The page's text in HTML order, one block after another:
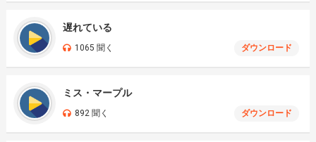
遅れている
1065 聞く ダウンロード
ミス・マープル
892 聞く ダウンロード